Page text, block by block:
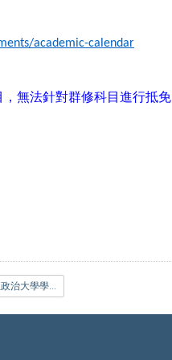
academic-calendar
無法針對群修科目進行抵
附件二 國立政治大學學生抵免學分辦法